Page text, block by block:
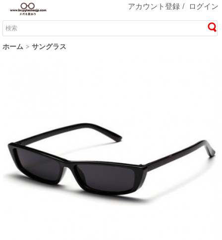
アカウント登録 / ログイン
ホーム サングラス